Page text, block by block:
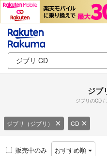
ジブ
ジブリのCD /
ジブリ（ジブリ） CD
販売中のみ おすすめ順